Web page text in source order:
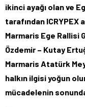
ikinci ayağı olan ve
tarafından
Marmaris Ege Rallisi
Özdemir – Kutay
Marmaris Atatürk
halkın ilgisi yoğun
mücadelenin